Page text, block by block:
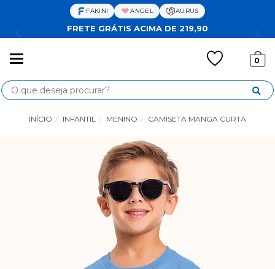
FAKINI ANGEL AURUS
FRETE GRÁTIS ACIMA DE 219,90
0
Busca
INÍCIO INFANTIL MENINO CAMISETA MANGA CURTA